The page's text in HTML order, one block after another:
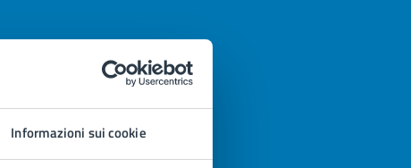
Informazioni sui cookie